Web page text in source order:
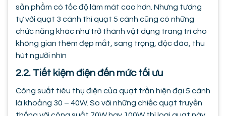
sản phẩm có tốc độ làm mát cao hơn. Nhưng tương
tự với quạt 3 cánh thì quạt 5 cánh cũng có những
chức năng khác như trở thành vật dụng trang trí cho
không gian thêm đẹp mắt, sang trọng, độc đáo, thu
hút người nhìn
2.2. Tiết kiệm điện đến mức tối ưu
Công suất tiêu thụ điện của quạt trần hiện đại 5 cánh
là khoảng 30 – 40W. So với những chiếc quạt truyền